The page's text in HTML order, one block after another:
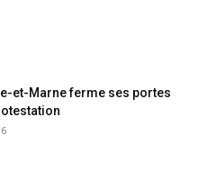
et-Marne ferme ses portes